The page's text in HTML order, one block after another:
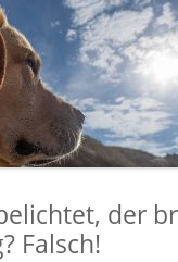
der
Falsch!